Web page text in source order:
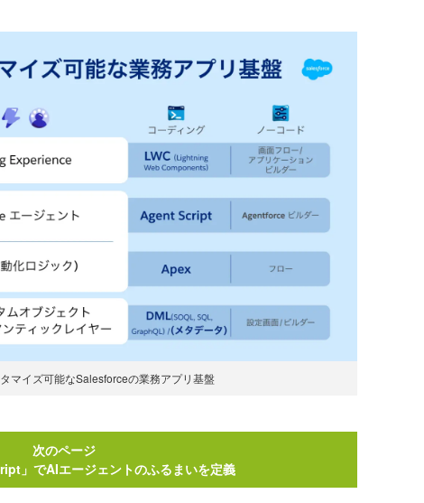
マイズ可能なSalesforceの業務アプリ基盤
次のページ
」でAIエージェントのふるまいを定義